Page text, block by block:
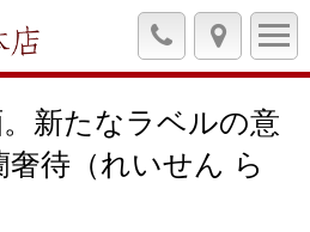
新たなラベルの意
奢待（れいせん ら